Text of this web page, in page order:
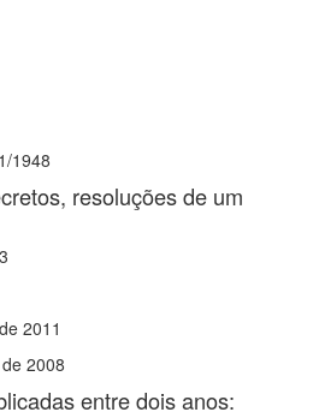
1948
resoluções de um
2011
2008
entre dois anos: